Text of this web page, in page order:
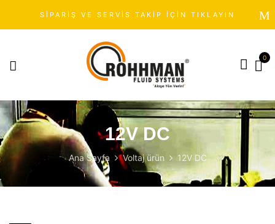
SİPARİŞ VE SERVİS TAKİP İÇİN TIKLAYIN
0
12V DC
Ana Sayfa Voltaj ürün 12V DC